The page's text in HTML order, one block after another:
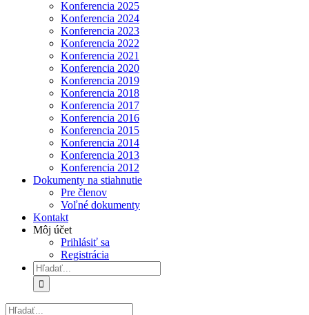
Konferencia 2025
Konferencia 2024
Konferencia 2023
Konferencia 2022
Konferencia 2021
Konferencia 2020
Konferencia 2019
Konferencia 2018
Konferencia 2017
Konferencia 2016
Konferencia 2015
Konferencia 2014
Konferencia 2013
Konferencia 2012
Dokumenty na stiahnutie
Pre členov
Voľné dokumenty
Kontakt
Môj účet
Prihlásiť sa
Registrácia
Hľadať:
Hľadať: